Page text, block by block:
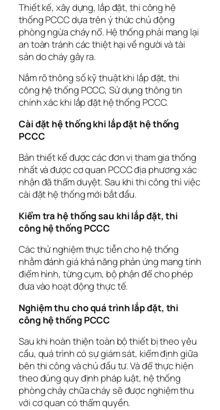
Thiết kế, xây dựng, lắp đặt, thi công hệ
thống PCCC dựa trên ý thức chủ động
phòng ngừa cháy nổ. Hệ thống phải mang lại
an toàn tránh các thiệt hại về người và tài
sản do cháy gây ra.
Nắm rõ thông số kỹ thuật khi lắp đặt, thi
công hệ thống PCCC, Sử dụng thông tin
chính xác khi lắp đặt hệ thống PCCC.
Cài đặt hệ thống khi lắp đặt hệ thống
PCCC
Bản thiết kế được các đơn vị tham gia thống
nhất và được cơ quan PCCC địa phương xác
nhận đã thẩm duyệt. Sau khi thi công thì việc
cài đặt hệ thống mới bắt đầu.
Kiểm tra hệ thống sau khi lắp đặt, thi
công hệ thống PCCC
Các thử nghiệm thực tiễn cho hệ thống
nhằm đánh giá khả năng phản ứng mang tính
điểm hình, từng cụm, bộ phận để cho phép
đưa vào hoạt động thực tế.
Nghiệm thu cho quá trình lắp đặt, thi
công hệ thống PCCC
Sau khi hoàn thiện toàn bộ thiết bị theo yêu
cầu, quá trình có sự giám sát, kiểm định giữa
bên thi công và chủ đầu tư. Và để thực hiện
theo đúng quy định pháp luật, hệ thống
phòng cháy chữa cháy sẽ được nghiệm thu
với cơ quan có thẩm quyền.